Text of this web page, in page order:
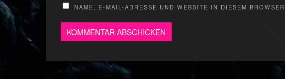
NAME, E-MAIL-ADRESSE UND WEBSITE IN DIESEM